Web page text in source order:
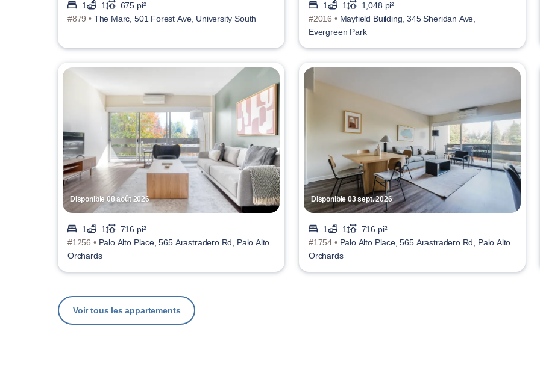
1 1
675 pi².
#879 • The Marc, 501 Forest Ave, University South
1 1
1,048 pi².
#2016 • Mayfield Building, 345 Sheridan Ave,
Evergreen Park
Disponible 08 août 2026
1 1
716 pi².
#1256 • Palo Alto Place, 565 Arastradero Rd, Palo Alto
Orchards
Disponible 03 sept. 2026
1 1
716 pi².
#1754 • Palo Alto Place, 565 Arastradero Rd, Palo Alto
Orchards
Voir tous les appartements